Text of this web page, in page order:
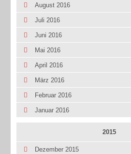
August 2016
Juli 2016
Juni 2016
Mai 2016
April 2016
März 2016
Februar 2016
Januar 2016
2015
Dezember 2015